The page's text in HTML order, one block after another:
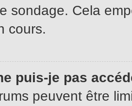
sondage. Cela
cours.
puis-je pas
peuvent être